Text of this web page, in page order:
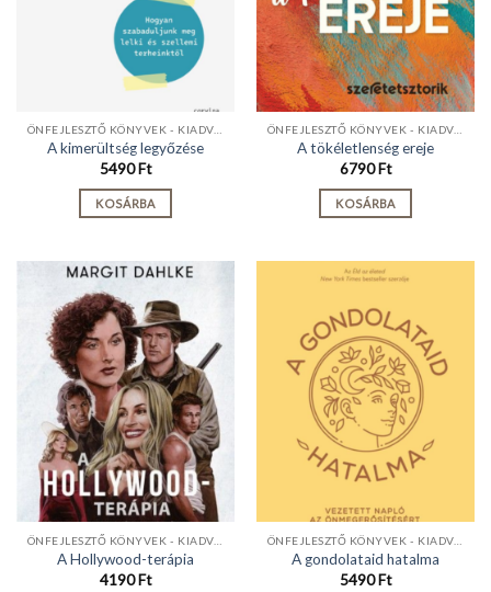
ÖNFEJLESZTŐ KÖNYVEK - KIADVÁNYOK
A kimerültség legyőzése
5490Ft
KOSÁRBA
ÖNFEJLESZTŐ KÖNYVEK - KIADVÁNYOK
A tökéletlenség ereje
6790Ft
KOSÁRBA
ÖNFEJLESZTŐ KÖNYVEK - KIADVÁNYOK
A Hollywood-terápia
4190Ft
ÖNFEJLESZTŐ KÖNYVEK - KIADVÁNYOK
A gondolataid hatalma
5490Ft